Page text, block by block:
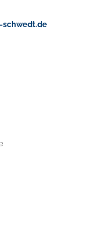
schwedt.de